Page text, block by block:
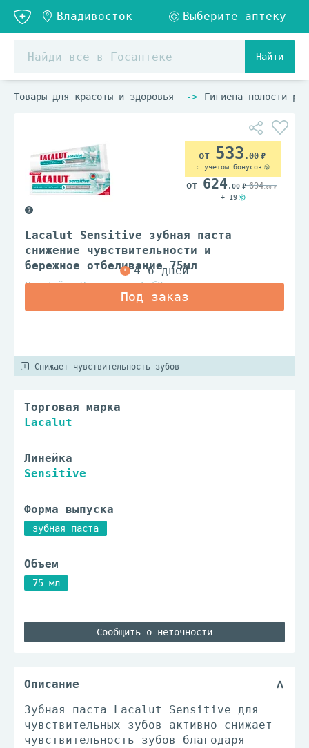
Найти
Товары для красоты и здоровья Гигиена полости рта
Lacalut Sensitive зубная паста
снижение чувствительности и
бережное отбеливание 75мл
Др. Тайсс Натурварен ГмбХ
533 .00
с учетом бонусов
624.00 694.00
+ 19
Снижает чувствительность зубов
Торговая марка
Lacalut
Линейка
Sensitive
Форма выпуска
зубная паста
Объем
75 мл
Сообщить о неточности
Описание
Зубная паста Lacalut Sensitive для
чувствительных зубов активно снижает
чувствительность зубов благодаря